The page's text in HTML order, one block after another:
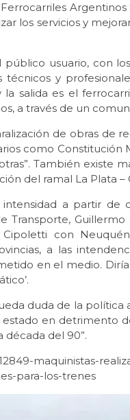
Argentinos
los servicios y
usuario, con
técnicos y
salida es el
a través de un
de obras de
como Constitución
También existe
del ramal La Plata –
a partir de
Transporte, Guillermo
con
a las
en el medio.
duda de la política
en detrimento
década del 90”.
maquinistas-
para-los-trenes